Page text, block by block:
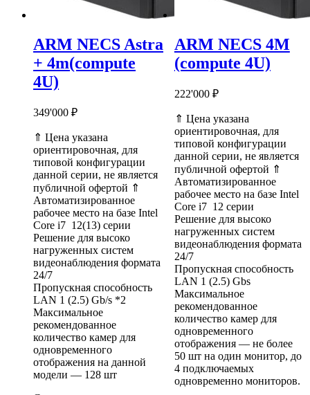
ARM NECS Astra
+ 4m(compute
4U)
349'000 ₽
⇑ Цена указана
ориентировочная, для
типовой конфигурации
данной серии, не является
публичной офертой ⇑
Автоматизированное
рабочее место на базе Intel
Core i7 12(13) серии
Решение для высоко
нагруженных систем
видеонаблюдения формата
24/7
Пропускная способность
LAN 1 (2.5) Gb/s *2
Максимальное
рекомендованное
количество камер для
одновременного
отображения на данной
модели — 128 шт
ARM NECS 4M
(compute 4U)
222'000 ₽
⇑ Цена указана
ориентировочная, для
типовой конфигурации
данной серии, не является
публичной офертой ⇑
Автоматизированное
рабочее место на базе Intel
Core i7 12 серии
Решение для высоко
нагруженных систем
видеонаблюдения формата
24/7
Пропускная способность
LAN 1 (2.5) Gbs
Максимальное
рекомендованное
количество камер для
одновременного
отображения — не более
50 шт на один монитор, до
4 подключаемых
одновременно мониторов.